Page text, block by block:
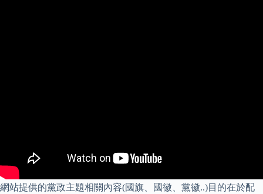
網站提供的黨政主題相關內容(國旗、國徽、黨徽..)目的在於配